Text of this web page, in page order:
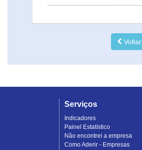
Voltar
Serviços
Indicadores
Painel Estatístico
Não encontrei a empresa
Como Aderir - Empresas